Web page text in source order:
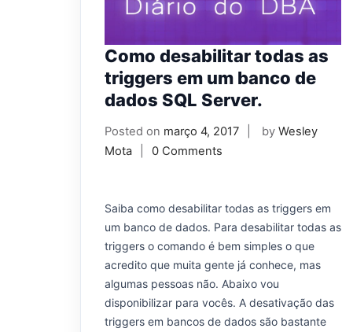
Como desabilitar todas as
triggers em um banco de
dados SQL Server.
Posted on março 4, 2017 by Wesley
Mota
0 Comments
Saiba como desabilitar todas as triggers em
um banco de dados. Para desabilitar todas as
triggers o comando é bem simples o que
acredito que muita gente já conhece, mas
algumas pessoas não. Abaixo vou
disponibilizar para vocês. A desativação das
triggers em bancos de dados são bastante